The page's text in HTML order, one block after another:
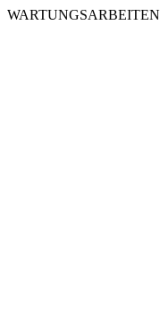
WARTUNGSARBEITEN